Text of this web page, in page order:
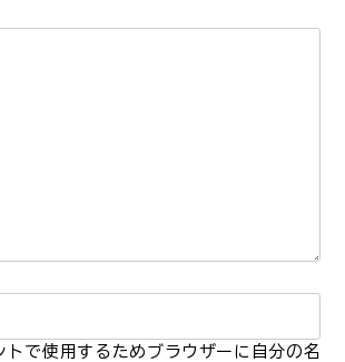
トで使用するためブラウザーに自分の名